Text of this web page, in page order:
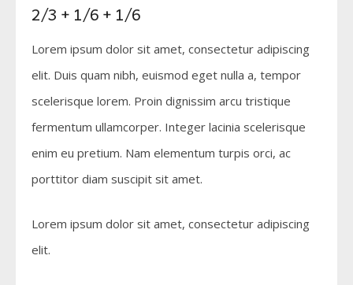
2/3 + 1/6 + 1/6
Lorem ipsum dolor sit amet, consectetur adipiscing
elit. Duis quam nibh, euismod eget nulla a, tempor
scelerisque lorem. Proin dignissim arcu tristique
fermentum ullamcorper. Integer lacinia scelerisque
enim eu pretium. Nam elementum turpis orci, ac
porttitor diam suscipit sit amet.
Lorem ipsum dolor sit amet, consectetur adipiscing
elit.